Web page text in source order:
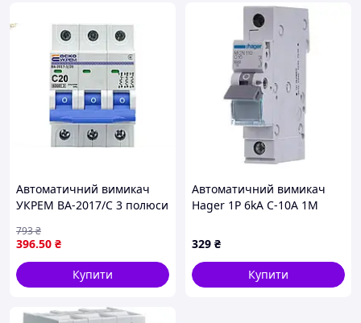
Автоматичний вимикач
УКРЕМ ВА-2017/С 3 полюси
тривалого використання
396.50 ₴
793₴
Купити
Автоматичний вимикач
Hager 1P 6kA C-10A 1M
329 ₴
Купити